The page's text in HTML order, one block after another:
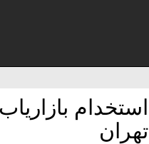
استخدام
تهران